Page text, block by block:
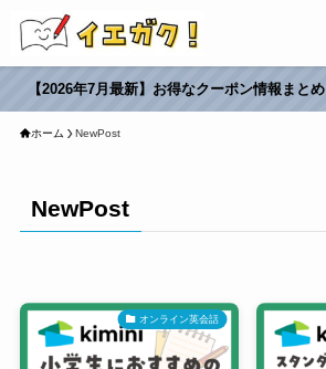
【2026年7月最新】お得なクーポン情報まとめ
ホーム NewPost
NewPost
オンライン英会話